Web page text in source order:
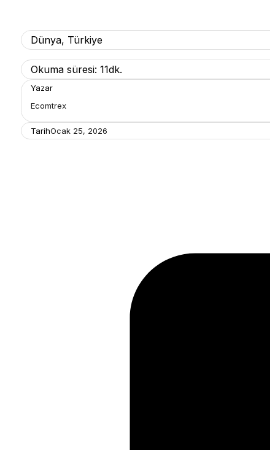
Dünya, Türkiye
Okuma süresi: 11dk.
Yazar
Ecomtrex
TarihOcak 25, 2026